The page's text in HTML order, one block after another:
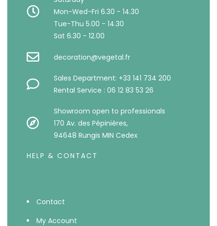
Mon-Wed-Fri 6.30 - 14.30
Tue-Thu 5.00 - 14.30
Sat 6.30 - 12.00
decoration@vegetal.fr
Sales Department: +33 141 734 200
Rental Service : 06 12 83 53 26
Showroom open to professionals
170 Av. des Pépinières,
94648 Rungis MIN Cedex
HELP & CONTACT
Contact
My Account